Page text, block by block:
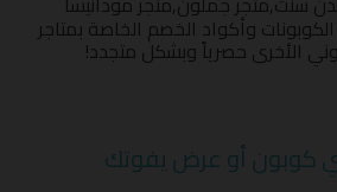
وأكواد الخصم الخاصة بمتاجر
الأخرى حصرياً وبشكل متجدد!
كوبون أو عرض يفوتك